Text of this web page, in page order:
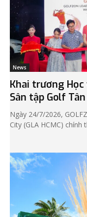
News
Khai trương
Sân tập Golf
Ngày 24/7/2026,
City (GLA HCMC) chính